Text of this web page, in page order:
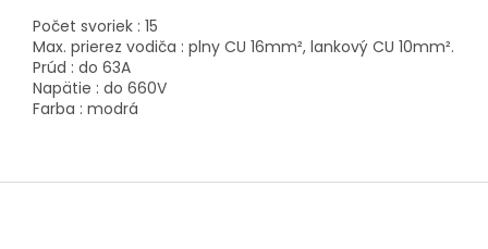
Počet svoriek : 15
Max. prierez vodiča : plny CU 16mm², lankový CU 10mm².
Prúd : do 63A
Napätie : do 660V
Farba : modrá
Z